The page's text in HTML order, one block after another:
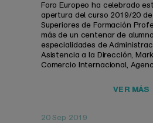
Foro Europeo ha celebrado
apertura del curso 2019/20
Superiores de Formación
más de un centenar de
especialidades de
Asistencia a la Dirección,
Comercio Internacional,
VER MÁS
20 Sep 2019